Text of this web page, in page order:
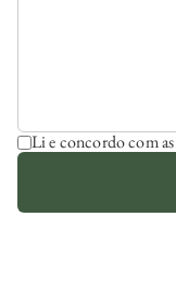
Li e concordo com as